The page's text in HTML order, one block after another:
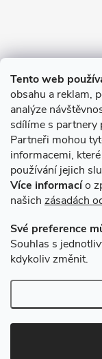
Tento web
obsahu a reklam,
analýze
sdílíme s partnery
Partneři mohou
informacemi,
používání jejich
Více informacío
našich zásadách
Své preference
Souhlas s
kdykoliv změnit.
O nákupu
Novinky v
Archiv
Copyright